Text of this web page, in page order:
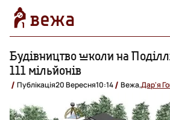
Будівництво школи на
111 мільйонів
Публікація20 Вересня10:14 Вежа,Дар'я